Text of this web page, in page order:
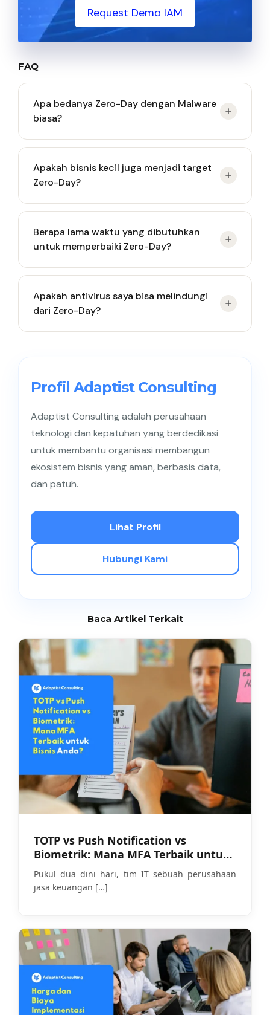
Request Demo IAM
FAQ
Apa bedanya Zero-Day dengan Malware
biasa?
“ketidaktahuan” vendor terhadap celah keamanan
tersebut. Malware biasa adalah perangkat lunak
jahat yang sudah diketahui pola dan
Apakah bisnis kecil juga menjadi target
Zero-Day?
chain attack). Penyerang mungkin menggunakan
bisnis kecil sebagai batu loncatan untuk masuk ke
jaringan mitra perusahaan besar mereka, atau
digunakan.
Berapa lama waktu yang dibutuhkan
untuk memperbaiki Zero-Day?
patch dalam beberapa hari, namun ada juga yang
memakan waktu berminggu-minggu tergantung
kompleksitas celah tersebut. Selama masa tunggu
Apakah antivirus saya bisa melindungi
dari Zero-Day?
sudah dikenal. Anda memerlukan solusi Next-Gen
Antivirus (NGAV) atau EDR yang menggunakan
mendeteksi ancaman baru ini.
Profil Adaptist Consulting
Adaptist Consulting adalah perusahaan
teknologi dan kepatuhan yang berdedikasi
untuk membantu organisasi membangun
ekosistem bisnis yang aman, berbasis data,
dan patuh.
Lihat Profil
Hubungi Kami
Baca Artikel Terkait
TOTP vs Push Notification vs
Biometrik: Mana MFA Terbaik untuk
Bisnis Anda?
Pukul dua dini hari, tim IT sebuah perusahaan
jasa keuangan […]